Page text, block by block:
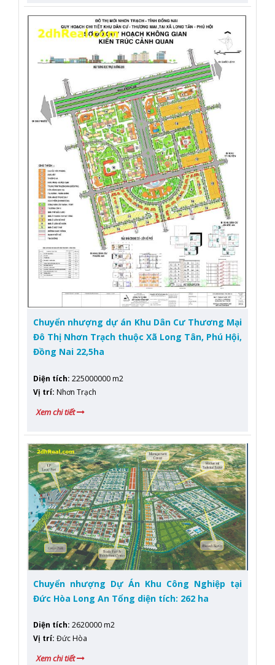
Chuyển nhượng dự án Khu Dân Cư Thương Mại
Đô Thị Nhơn Trạch thuộc Xã Long Tân, Phú Hội,
Đồng Nai 22,5ha
Diện tích: 225000000 m2
Vị trí: Nhơn Trạch
Xem chi tiết
Chuyển nhượng Dự Án Khu Công Nghiệp tại
Đức Hòa Long An Tổng diện tích: 262 ha
Diện tích: 2620000 m2
Vị trí: Đức Hòa
Xem chi tiết